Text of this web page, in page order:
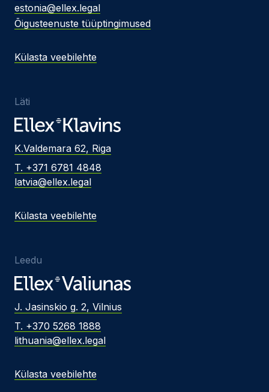
estonia@ellex.legal
Õigusteenuste tüüptingimused
Külasta veebilehte
Läti
K.Valdemara 62, Riga
T. +371 6781 4848
latvia@ellex.legal
Külasta veebilehte
Leedu
J. Jasinskio g. 2, Vilnius
T. +370 5268 1888
lithuania@ellex.legal
Külasta veebilehte